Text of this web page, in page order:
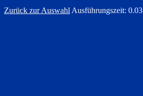
Zurück zur Auswahl Ausführungszeit: 0.03